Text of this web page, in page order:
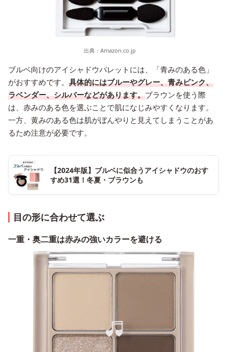
出典： Amazon.co.jp
ブルベ向けのアイシャドウパレットには、「青みのある色」
がおすすめです。 具体的にはブルーやグレー、青みピンク、
ラベンダー、シルバーなどがあります。ブラウンを使う際
は、赤みのある色を選ぶことで肌になじみやすくなります。
一方、黄みのある色は肌がぼんやりと見えてしまうことがあ
るため注意が必要です。
【2024年版】ブルベに似合うアイシャドウのおす
すめ31選！冬夏・ブラウンも
目の形に合わせて選ぶ
一重・奥二重は赤みの強いカラーを避ける